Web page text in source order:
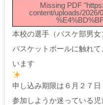
Missing PDF
content/uploads/
本校の選手（バスケ部男女
バスケットボールに触れ
います
申し込み期限は６月２７日
参加しようか迷っている